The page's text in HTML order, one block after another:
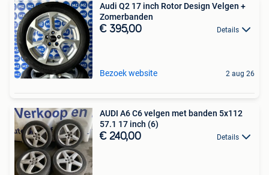
Audi Q2 17 inch Rotor Design Velgen +
Zomerbanden
€ 395,00 Details
Bezoek website 2 aug 26
AUDI A6 C6 velgen met banden 5x112
57.1 17 inch (6)
€ 240,00 Details